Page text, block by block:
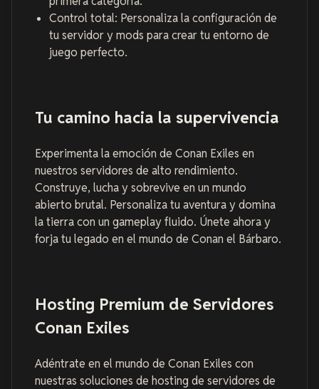
Control total: Personaliza la configuración de
tu servidor y mods para crear tu entorno de
juego perfecto.
Tu camino hacia la supervivencia
Experimenta la emoción de Conan Exiles en
nuestros servidores de alto rendimiento.
Construye, lucha y sobrevive en un mundo
abierto brutal. Personaliza tu aventura y domina
la tierra con un gameplay fluido. Únete ahora y
forja tu legado en el mundo de Conan el Bárbaro.
Hosting Premium de Servidores
Conan Exiles
Adéntrate en el mundo de Conan Exiles con
nuestras soluciones de hosting de servidores de